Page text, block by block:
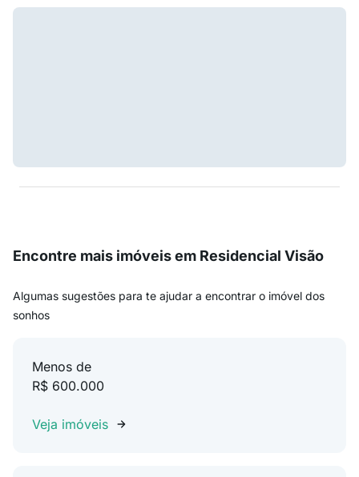
Encontre mais imóveis em Residencial Visão
Algumas sugestões para te ajudar a encontrar o imóvel dos
sonhos
Menos de
R$ 600.000
Veja imóveis